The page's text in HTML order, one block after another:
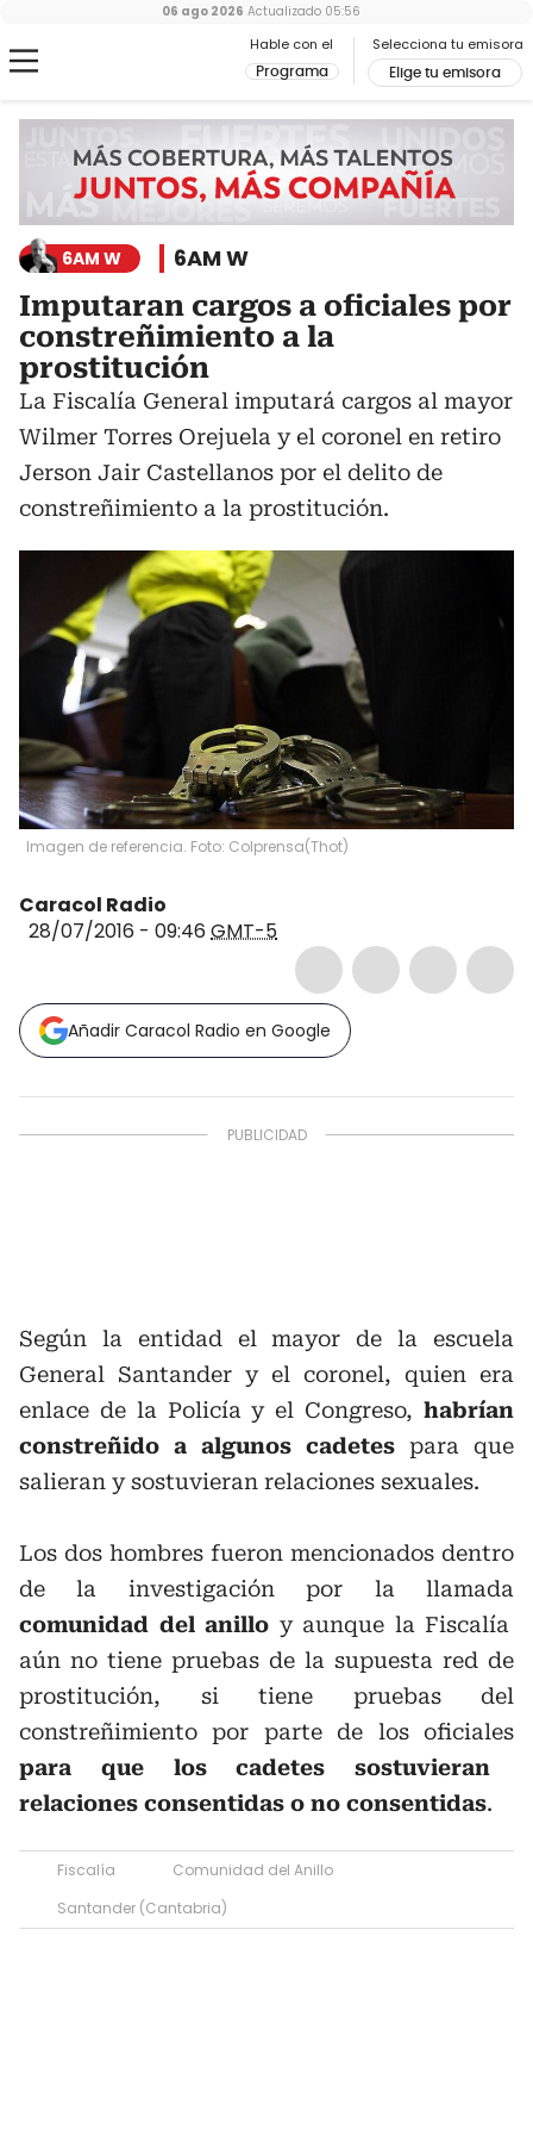
Hable con el
Programa
Selecciona tu emisora
Elige tu emisora
06 ago 2026 Actualizado 05:56
6AM W 6AM W
Imputaran cargos a oficiales por
constreñimiento a la
prostitución
La Fiscalía General imputará cargos al mayor
Wilmer Torres Orejuela y el coronel en retiro
Jerson Jair Castellanos por el delito de
constreñimiento a la prostitución.
Imagen de referencia. Foto: Colprensa(Thot)
Caracol Radio
28/07/2016 - 09:46 GMT-5
Añadir Caracol Radio en Google
Según la entidad el mayor de la escuela
General Santander y el coronel, quien era
enlace de la Policía y el Congreso, habrían
constreñido a algunos cadetes para que
salieran y sostuvieran relaciones sexuales.
Los dos hombres fueron mencionados dentro
de la investigación por la llamada
comunidad del anillo y aunque la Fiscalía
aún no tiene pruebas de la supuesta red de
prostitución, si tiene pruebas del
constreñimiento por parte de los oficiales
para que los cadetes sostuvieran
relaciones consentidas o no consentidas.
Fiscalía
Comunidad del Anillo
Santander (Cantabria)